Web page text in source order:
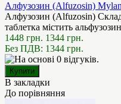
Алфузозин (Alfuzosin)
Алфузозин (Alfuzosin)
таблетка містить
1448 грн. 1344 грн.
Без ПДВ: 1344 грн.
В закладки
До порівняння